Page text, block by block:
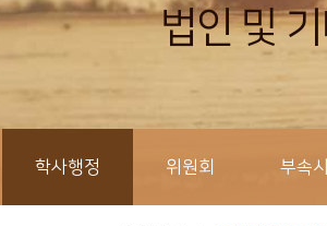
법인 및
학사행정 위원회 부속